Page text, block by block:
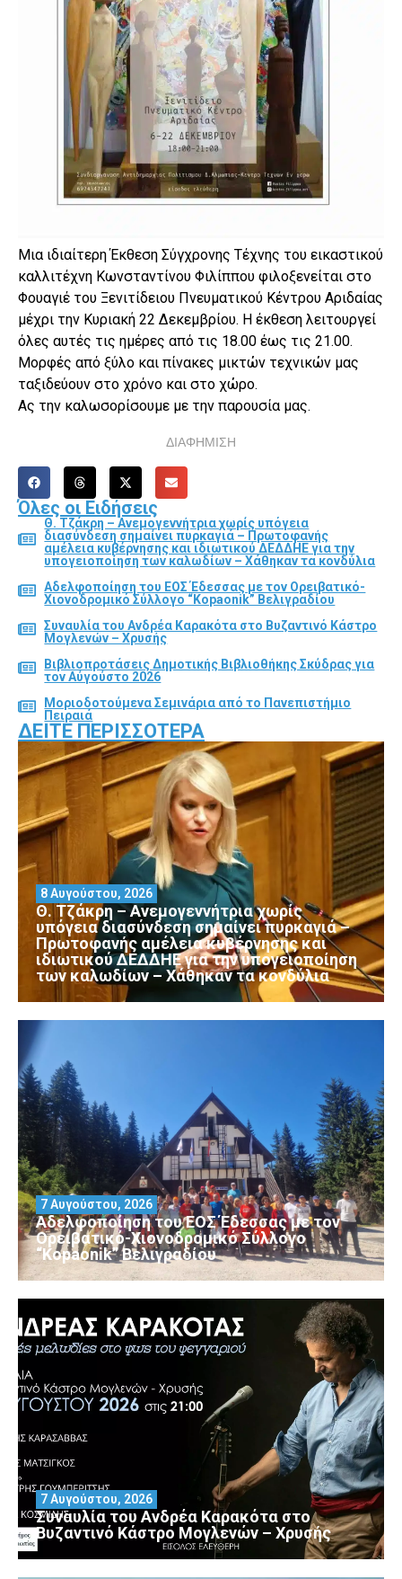
Μια ιδιαίτερη Έκθεση Σύγχρονης Τέχνης του εικαστικού
καλλιτέχνη Κωνσταντίνου Φιλίππου φιλοξενείται στο
Φουαγιέ του Ξενιτίδειου Πνευματικού Κέντρου Αριδαίας
μέχρι την Κυριακή 22 Δεκεμβρίου. Η έκθεση λειτουργεί
όλες αυτές τις ημέρες από τις 18.00 έως τις 21.00.
Μορφές από ξύλο και πίνακες μικτών τεχνικών μας
ταξιδεύουν στο χρόνο και στο χώρο.
Ας την καλωσορίσουμε με την παρουσία μας.
ΔΙΑΦΗΜΙΣΗ
Όλες οι Ειδήσεις
Θ. Τζάκρη – Ανεμογεννήτρια χωρίς υπόγεια
διασύνδεση σημαίνει πυρκαγιά – Πρωτοφανής
αμέλεια κυβέρνησης και ιδιωτικού ΔΕΔΔΗΕ για την
υπογειοποίηση των καλωδίων – Χάθηκαν τα κονδύλια
Αδελφοποίηση του ΕΟΣ Έδεσσας με τον Ορειβατικό-
Χιονοδρομικό Σύλλογο “Kopaonik” Βελιγραδίου
Συναυλία του Ανδρέα Καρακότα στο Βυζαντινό Κάστρο
Μογλενών – Χρυσής
Βιβλιοπροτάσεις Δημοτικής Βιβλιοθήκης Σκύδρας για
τον Αύγούστο 2026
Μοριοδοτούμενα Σεμινάρια από το Πανεπιστήμιο
Πειραιά
ΔΕΊΤΕ ΠΕΡΙΣΣΌΤΕΡΑ
Θ. Τζάκρη – Ανεμογεννήτρια χωρίς
υπόγεια διασύνδεση σημαίνει πυρκαγιά –
Πρωτοφανής αμέλεια κυβέρνησης και
ιδιωτικού ΔΕΔΔΗΕ για την υπογειοποίηση
των καλωδίων – Χάθηκαν τα κονδύλια
8 Αυγούστου, 2026
Αδελφοποίηση του ΕΟΣ Έδεσσας με τον
Ορειβατικό-Χιονοδρομικό Σύλλογο
“Kopaonik” Βελιγραδίου
7 Αυγούστου, 2026
Συναυλία του Ανδρέα Καρακότα στο
Βυζαντινό Κάστρο Μογλενών – Χρυσής
7 Αυγούστου, 2026